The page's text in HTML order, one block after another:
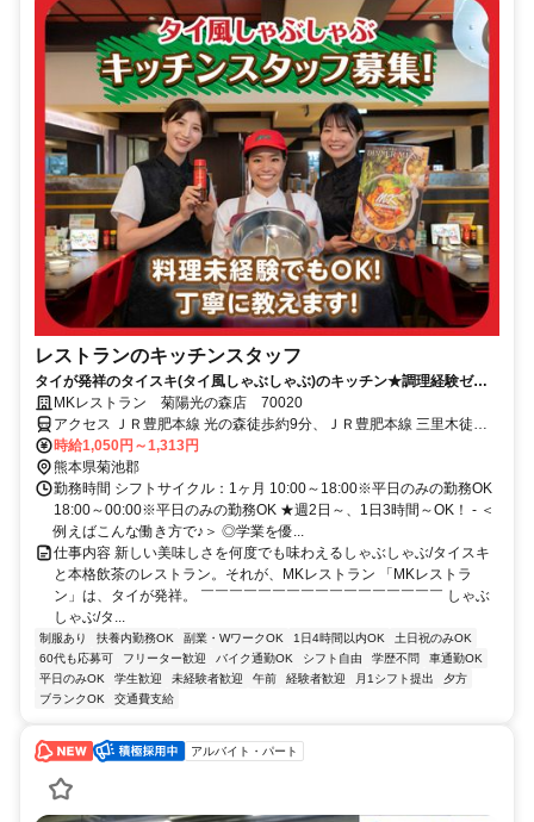
レストランのキッチンスタッフ
タイが発祥のタイスキ(タイ風しゃぶしゃぶ)のキッチン★調理経験ゼロ
でもOK！＜幅広い世代が活躍中！＞
MKレストラン 菊陽光の森店 70020
アクセス ＪＲ豊肥本線 光の森徒歩約9分、ＪＲ豊肥本線 三里木徒歩
約18分、ＪＲ豊肥本線 武蔵塚徒歩約26分
時給1,050円～1,313円
熊本県菊池郡
勤務時間 シフトサイクル：1ヶ月 10:00～18:00※平日のみの勤務OK
18:00～00:00※平日のみの勤務OK ★週2日～、1日3時間～OK！ - ＜
例えばこんな働き方で♪＞ ◎学業を優...
仕事内容 新しい美味しさを何度でも味わえるしゃぶしゃぶ/タイスキ
と本格飲茶のレストラン。それが、MKレストラン 「MKレストラ
ン」は、タイが発祥。 ￣￣￣￣￣￣￣￣￣￣￣￣￣￣￣￣￣ しゃぶ
しゃぶ/タ...
制服あり 扶養内勤務OK 副業・WワークOK 1日4時間以内OK
土日祝のみOK
60代も応募可
フリーター歓迎 バイク通勤OK シフト自由 学歴不問
車通勤OK
平日のみOK
学生歓迎 未経験者歓迎 午前 経験者歓迎 月1シフト提出
夕方
ブランクOK
交通費支給
アルバイト・パート